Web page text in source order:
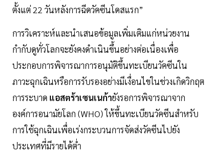
ตั้งแต่ 22 วันหลังการฉีดวัคซีนโดสแรก”
การวิเคราะห์และนำเสนอข้อมูลเพิ่มเติมแก่หน่วยงาน
กำกับดูทั่วโลกจะยังคงดำเนินขึ้นอย่างต่อเนื่องเพื่อ
ประกอบการพิจารณาการอนุมัติขึ้นทะเบียนวัคซีนใน
ภาวะฉุกเฉินหรือการรับรองอย่างมีเงื่อนไขในช่วงเกิดวิกฤต
การระบาด แอสตร้าเซนเนก้ายังรอการพิจารณาจาก
องค์การอนามัยโลก (WHO) ให้ขึ้นทะเบียนวัคซีนสำหรับ
การใช้ฉุกเฉินเพื่อเร่งกระบวนการจัดส่งวัคซีนไปยัง
ประเทศที่มีรายได้ต่ำ